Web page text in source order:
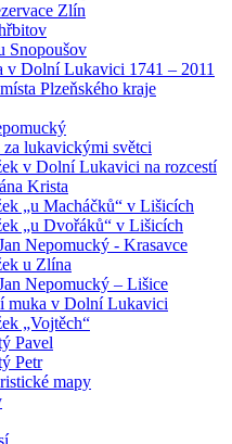
Zlín
Snopoušov
v Dolní Lukavici 1741 – 2011
Plzeňského kraje
za lukavickými světci
v Dolní Lukavici na rozcestí
Krista
„u Macháčků“ v Lišicích
„u Dvořáků“ v Lišicích
Nepomucký - Krasavce
u Zlína
Nepomucký – Lišice
muka v Dolní Lukavici
„Vojtěch“
Pavel
Petr
mapy